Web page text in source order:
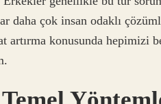
daha çok insan odaklı
artırma konusunda hepimizi